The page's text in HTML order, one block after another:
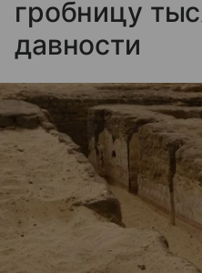
гробницу
давности